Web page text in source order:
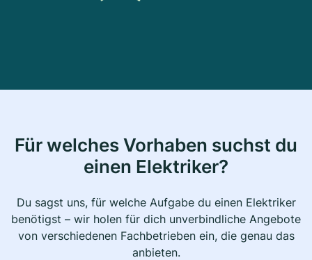
Für welches Vorhaben suchst du
einen Elektriker?
Du sagst uns, für welche Aufgabe du einen Elektriker
benötigst – wir holen für dich unverbindliche Angebote
von verschiedenen Fachbetrieben ein, die genau das
anbieten.